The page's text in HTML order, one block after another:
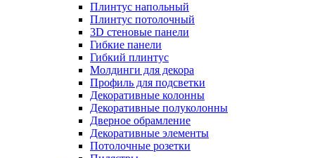
Плинтус напольный
Плинтус потолочный
3D стеновые панели
Гибкие панели
Гибкий плинтус
Молдинги для декора
Профиль для подсветки
Декоративные колонны
Декоративные полуколонны
Дверное обрамление
Декоративные элементы
Потолочные розетки